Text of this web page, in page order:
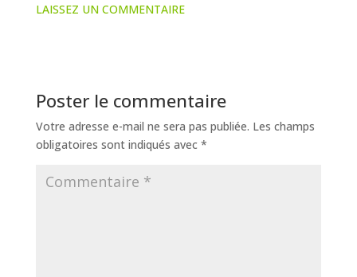
LAISSEZ UN COMMENTAIRE
Poster le commentaire
Votre adresse e-mail ne sera pas publiée. Les champs
obligatoires sont indiqués avec *